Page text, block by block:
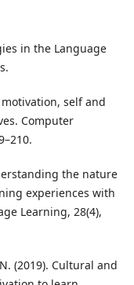
in the Language
self and
Computer
the nature
experiences with
Learning, 28(4),
(2019). Cultural and